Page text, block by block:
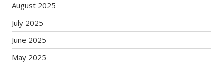
August 2025
July 2025
June 2025
May 2025